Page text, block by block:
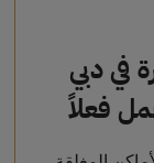
في دبي
فعلاً